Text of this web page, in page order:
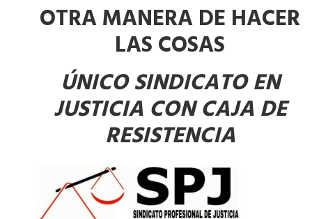
OTRA MANERA DE HACER
LAS COSAS
ÚNICO SINDICATO EN
JUSTICIA CON CAJA DE
RESISTENCIA